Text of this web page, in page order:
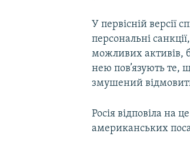
У первісній версії
персональні
можливих активів,
нею пов’язують те,
змушений
Росія відповіла на
американських